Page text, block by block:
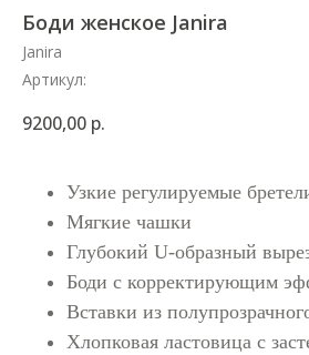
Боди женское Janira
Janira
Артикул:
9200,00 р.
Узкие регулируемые
Мягкие чашки
Глубокий U-образный
Боди с корректирующим
Вставки из
Хлопковая ластовица с